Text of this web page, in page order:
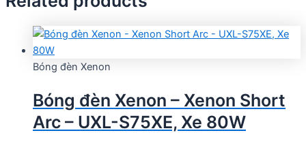
Bóng đèn Xenon
Bóng đèn Xenon – Xenon Short
Arc – UXL-S75XE, Xe 80W